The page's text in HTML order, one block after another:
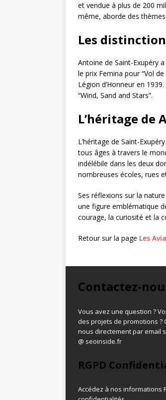
et vendue à plus de 200
même, aborde des
Les
Antoine de Saint-Exupéry
le prix Femina pour “Vol
Légion d’Honneur en
“Wind, Sand and Stars”.
L’héritage de
L’héritage de Saint-
tous âges à travers le
indélébile dans les deux
nombreuses écoles, rues
Ses réflexions sur la
une figure emblématique
courage, la curiosité et la
Retour sur la page Les
Contactez-
Vous avez une question ?
des projets de promotions ?
nous directement par email
@ seoinside.fr
RGPD
Accédez à nos informations